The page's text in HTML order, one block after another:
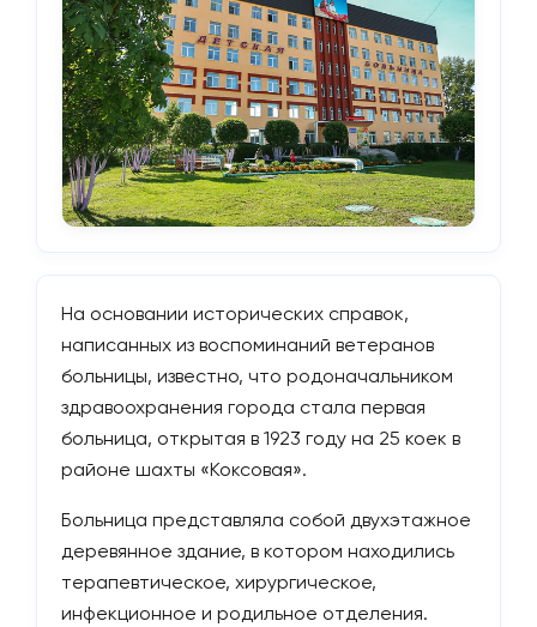
На основании исторических справок,
написанных из воспоминаний ветеранов
больницы, известно, что родоначальником
здравоохранения города стала первая
больница, открытая в 1923 году на 25 коек в
районе шахты «Коксовая».
Больница представляла собой двухэтажное
деревянное здание, в котором находились
терапевтическое, хирургическое,
инфекционное и родильное отделения.